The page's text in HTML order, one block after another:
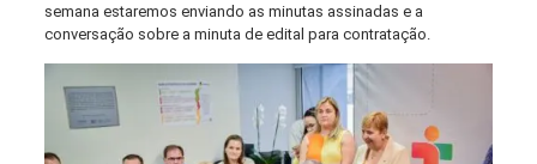
semana estaremos enviando as minutas assinadas e a
conversação sobre a minuta de edital para contratação.